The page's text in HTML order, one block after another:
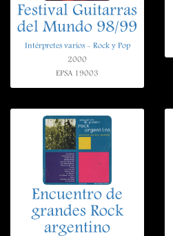
Festival Guitarras
del Mundo 98/99
Intérpretes varios - Rock y Pop
2000
EPSA 19003
Encuentro de
grandes Rock
argentino